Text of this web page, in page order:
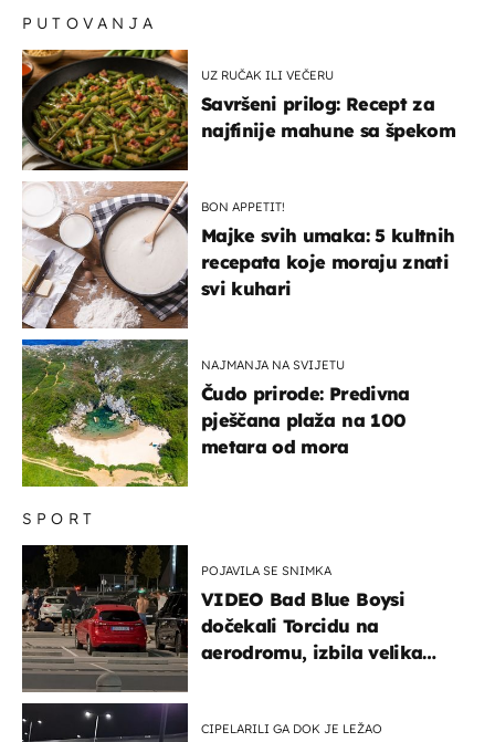
SPORT
POJAVILA SE SNIMKA
VIDEO Bad Blue Boysi
dočekali Torcidu na
aerodromu, izbila velika
CIPELARILI GA DOK JE LEŽAO
PUTOVANJA
UZ RUČAK ILI VEČERU
Savršeni prilog: Recept za
najfinije mahune sa špekom
BON APPETIT!
Majke svih umaka: 5 kultnih
recepata koje moraju znati
svi kuhari
NAJMANJA NA SVIJETU
Čudo prirode: Predivna
pješčana plaža na 100
metara od mora